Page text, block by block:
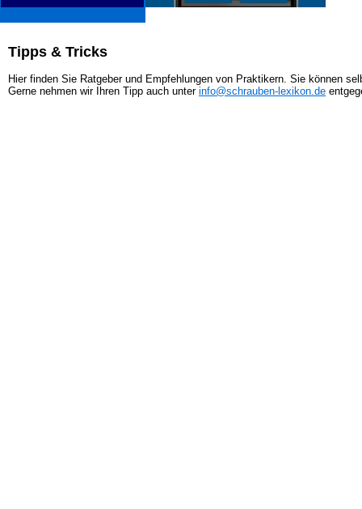
Tipps & Tricks
Hier finden Sie Ratgeber und Empfehlungen von Praktikern. Sie können
Gerne nehmen wir Ihren Tipp auch unter info@schrauben-lexikon.de